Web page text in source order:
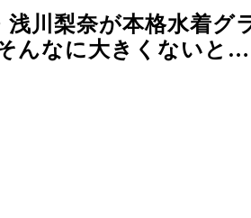
浅川梨奈が本格水着
んなに大きくないと